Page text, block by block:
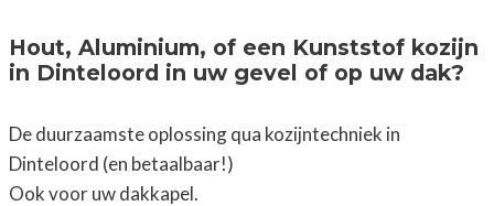
Hout, Aluminium, of een Kunststof kozijn
in Dinteloord in uw gevel of op uw dak?
De duurzaamste oplossing qua kozijntechniek in
Dinteloord (en betaalbaar!)
Ook voor uw dakkapel.